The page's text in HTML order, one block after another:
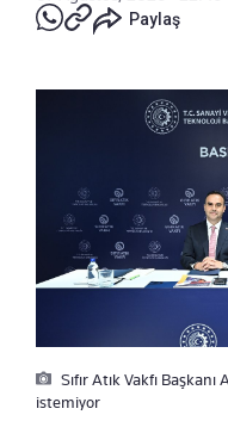
Paylaş
Sıfır Atık Vakfı
istemiyor